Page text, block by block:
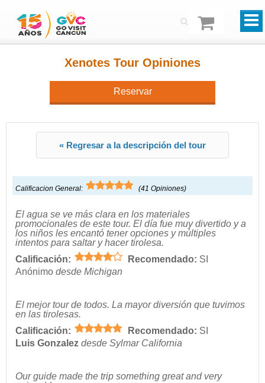
Xenotes Tour Opiniones
Reservar
« Regresar a la descripción del tour
Calificacion General: (41 Opiniones)
El agua se ve más clara en los materiales
promocionales de este tour. El día fue muy divertido y a
los niños les encantó tener opciones y múltiples
intentos para saltar y hacer tirolesa.
Calificación:
Recomendado: SI
Anónimo desde Michigan
El mejor tour de todos. La mayor diversión que tuvimos
en las tirolesas.
Calificación:
Recomendado: SI
Luis Gonzalez desde Sylmar California
Our guide made the trip something great and very